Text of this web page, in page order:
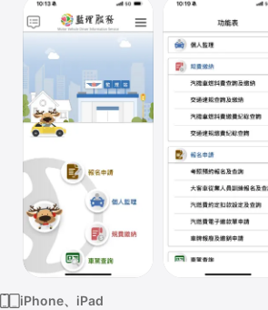
Mac
Vision
Watch
TV
iPhone、iPad